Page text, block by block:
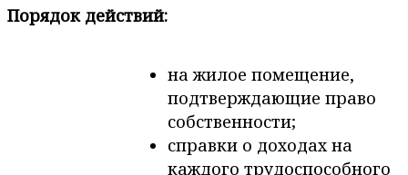
Порядок действий:
на жилое помещение,
подтверждающие право
собственности;
справки о доходах на
каждого трудоспособного